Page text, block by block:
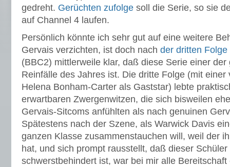
gedreht. Gerüchten zufolge soll die Serie, so sie
auf Channel 4 laufen.
Persönlich könnte ich sehr gut auf eine weitere
Gervais verzichten, ist doch nach der dritten Folge
(BBC2) mittlerweile klar, daß diese Serie einer
Reinfälle des Jahres ist. Die dritte Folge (mit
Helena Bonham-Carter als Gaststar) lebte
erwartbaren Zwergenwitzen, die sich bisweilen
Gervais-Sitcoms anfühlten als nach genuinen
Spätestens nach der Szene, als Warwick Davis
ganzen Klasse zusammenstauchen will, weil der
hat, und sich prompt rausstellt, daß dieser Schüler
schwerstbehindert ist, war bei mir alle